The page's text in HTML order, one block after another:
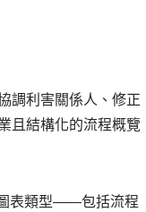
調利害關係人、修正
且結構化的流程概覽
表類型——包括流程